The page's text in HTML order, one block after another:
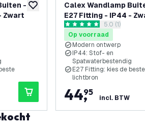
toevoegen aan verlanglijst
-
Zwart
openen
Calex Wandlamp
E27 Fitting - IP44 -
reviews
5 score sterren5.0 (1)
Op voorraad
Modern ontwerp
IP44: Stof- en
Spatwaterbestendig
E27 Fitting: kies de beste
lichtbron
44,
95
incl. BTW